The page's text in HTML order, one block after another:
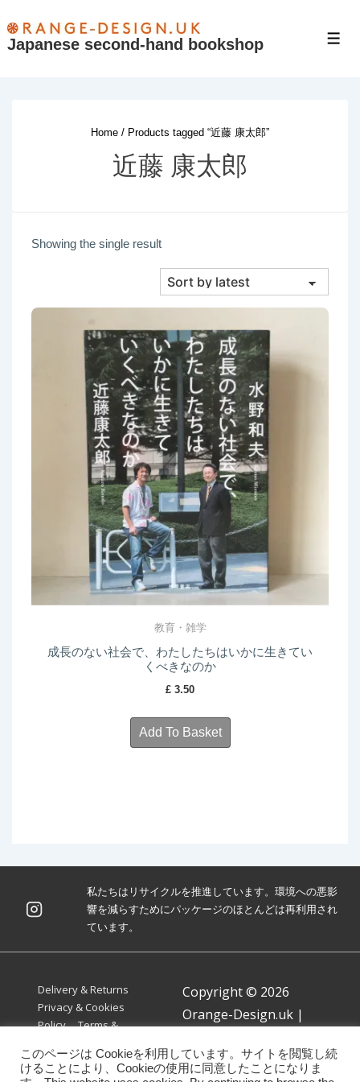
Skip
Japanese second-hand bookshop
Home / Products tagged “近藤 康太郎”
近藤 康太郎
Showing the single result
教育・雑学
成長のない社会で、わたしたちはいかに生きてい
くべきなのか
£ 3.50
Add To Basket
私たちはリサイクルを推進しています。環境への悪影
響を減らすためにパッケージのほとんどは再利用され
ています。
Footer
Menu
Delivery & Returns
Privacy & Cookies
Policy
Terms &
Copyright © 2026
Orange-Design.uk |
Theme
このページは Cookieを利用しています。サイトを閲覧し続
けることにより、Cookieの使用に同意したことになりま